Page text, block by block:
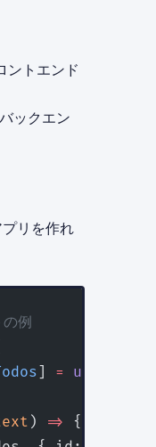
ントエンド
ックエン
リを作れ
例
] = useState
) => {